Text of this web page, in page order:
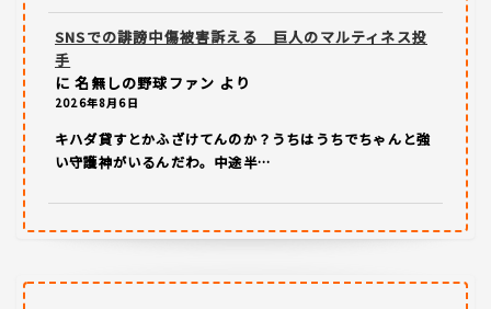
SNSでの誹謗中傷被害訴える 巨人のマルティネス投
手
に名無しの野球ファン より
2026年8月6日
キハダ貸すとかふざけてんのか？うちはうちでちゃんと強
い守護神がいるんだわ。中途半…